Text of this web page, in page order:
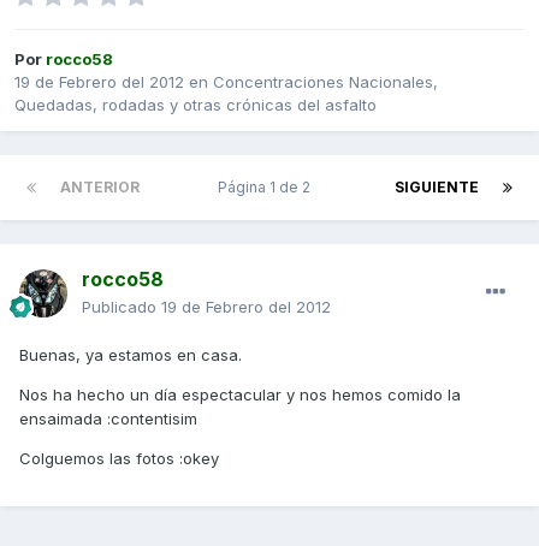
Por rocco58
19 de Febrero del 2012 en Concentraciones Nacionales,
Quedadas, rodadas y otras crónicas del asfalto
ANTERIOR SIGUIENTE
Página 1 de 2
rocco58
Publicado 19 de Febrero del 2012
Buenas, ya estamos en casa.
Nos ha hecho un día espectacular y nos hemos comido la
ensaimada :contentisim
Colguemos las fotos :okey